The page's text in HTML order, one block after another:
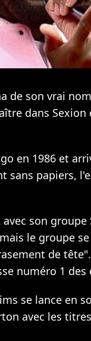
de son vrai
dans Sexion
en 1986 et
sans papiers,
son groupe
le groupe
de
numéro 1 des
se lance en
avec les titres